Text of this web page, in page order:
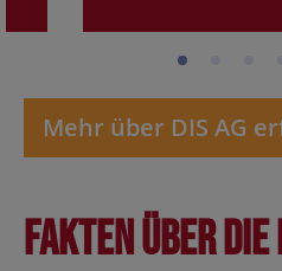
Mehr über DIS AG
Fakten über die